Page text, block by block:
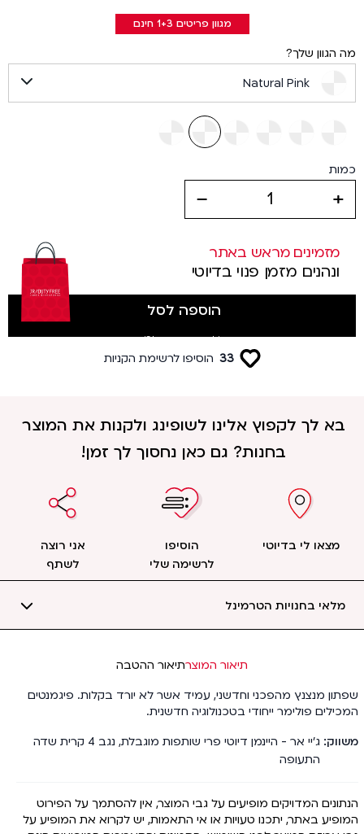
מגוון פריטים 1+3 חינם
מה הגוון שלך?
כמות
מזמינים מראש באתר
ונהנים מזמן פנוי בדיוטי
הוספה לסל
(לטסים מטרמינל 3)
33 הוסיפו לרשימת הקניות
בא לך לקפוץ אלינו לשופינג ולקנות את המוצר
בחנות? גם כאן נחסוך לך זמן!
מצאו לי בדיוטי
הוסיפו
לרשימה שלי
אני רוצה
לשתף
מלאי בחנויות הטרמינל
תיאור המוצרתיאור ההטבה
שפתון מנצנץ מהפכני וחדשני, עמיד אשר לא יורד בקלות. פיגמנטים
המכילים פולימר ייחודי בטכנולוגיה חדשנית.
משווק
ג'יי אר - היינמן דיוטי פרי שותפות מוגבלת, נגב 4 קרית שדה
התעופה
הנתונים המדויקים מופיעים על גבי המוצר, אין להסתמך על הפירוט
המופיע באתר, יתכנו טעויות או אי התאמות, יש לקרוא את המופיע על